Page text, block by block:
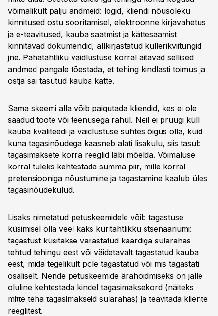
võimalikult palju andmeid: logid, kliendi nõusoleku
kinnitused ostu sooritamisel, elektroonne kirjavahetus
ja e-teavitused, kauba saatmist ja kättesaamist
kinnitavad dokumendid, allkirjastatud kullerikviitungid
jne. Pahatahtliku vaidlustuse korral aitavad sellised
andmed pangale tõestada, et tehing kindlasti toimus ja
ostja sai tasutud kauba kätte.
Sama skeemi alla võib paigutada kliendid, kes ei ole
saadud toote või teenusega rahul. Neil ei pruugi küll
kauba kvaliteedi ja vaidlustuse suhtes õigus olla, kuid
kuna tagasinõudega kaasneb alati lisakulu, siis tasub
tagasimaksete korra reeglid läbi mõelda. Võimaluse
korral tuleks kehtestada summa piir, mille korral
pretensiooniga nõustumine ja tagastamine kaalub üles
tagasinõudekulud.
Lisaks nimetatud petuskeemidele võib tagastuse
küsimisel olla veel kaks kuritahtlikku stsenaariumi:
tagastust küsitakse varastatud kaardiga sularahas
tehtud tehingu eest või väidetavalt tagastatud kauba
eest, mida tegelikult pole tagastatud või mis tagastati
osaliselt. Nende petuskeemide ärahoidmiseks on jälle
oluline kehtestada kindel tagasimaksekord (näiteks
mitte teha tagasimakseid sularahas) ja teavitada kliente
reeglitest.